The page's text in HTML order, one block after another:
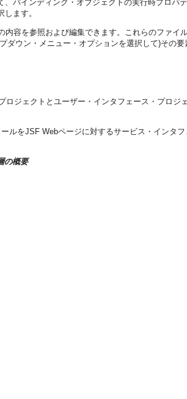
バインディング・オブジェクトの実行時プロ
します。
容を参照および編集できます。これらのファ
ダウン・メニュー・オプションを選択して)そ
ジェクトとユーザー・インタフェース・プロ
ルをJSF Webページに対するサービス・イン
の概要